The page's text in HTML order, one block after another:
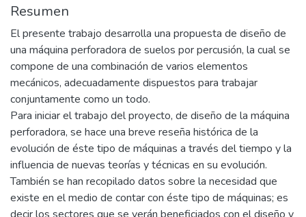
Resumen
El presente trabajo desarrolla una propuesta de diseño de
una máquina perforadora de suelos por percusión, la cual se
compone de una combinación de varios elementos
mecánicos, adecuadamente dispuestos para trabajar
conjuntamente como un todo.
Para iniciar el trabajo del proyecto, de diseño de la máquina
perforadora, se hace una breve reseña histórica de la
evolución de éste tipo de máquinas a través del tiempo y la
influencia de nuevas teorías y técnicas en su evolución.
También se han recopilado datos sobre la necesidad que
existe en el medio de contar con éste tipo de máquinas; es